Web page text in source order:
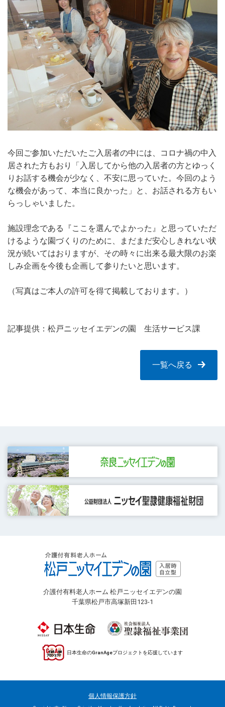
今回ご参加いただいたご入居者の中には、コロナ禍の中入
居された方もおり「入居してから他の入居者の方とゆっく
りお話する機会が少なく、不安に思っていた。今回のよう
な機会があって、本当に良かった」と、お話される方もい
らっしゃいました。
施設理念である『ここを選んでよかった』と思っていただ
けるような園づくりのために、まだまだ安心しきれない状
況が続いてはおりますが、その時々に出来る最大限のお楽
しみ企画を今後も企画して参りたいと思います。
（写真はご本人の許可を得て掲載しております。）
記事提供：松戸ニッセイエデンの園 生活サービス課
一覧へ戻る
介護付有料老人ホーム 松戸ニッセイエデンの園
千葉県松戸市高塚新田123-1
日本生命のGranAgeプロジェクトを応援しています
個人情報保護方針